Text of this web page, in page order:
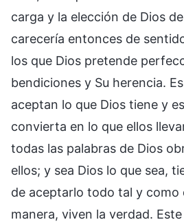
carga y la elección de Dios
carecería entonces de
los que Dios pretende
bendiciones y Su herencia.
aceptan lo que Dios tiene y
convierta en lo que ellos
todas las palabras de Dios
ellos; y sea Dios lo que sea,
de aceptarlo todo tal y como
manera, viven la verdad.